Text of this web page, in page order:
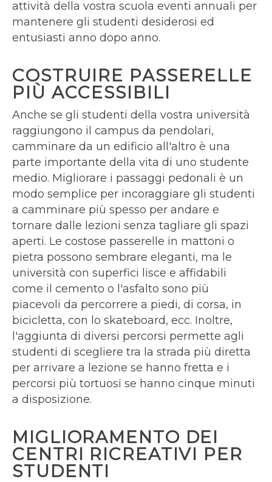
attività della vostra scuola eventi annuali per
mantenere gli studenti desiderosi ed
entusiasti anno dopo anno.
COSTRUIRE PASSERELLE
PIÙ ACCESSIBILI
Anche se gli studenti della vostra università
raggiungono il campus da pendolari,
camminare da un edificio all'altro è una
parte importante della vita di uno studente
medio. Migliorare i passaggi pedonali è un
modo semplice per incoraggiare gli studenti
a camminare più spesso per andare e
tornare dalle lezioni senza tagliare gli spazi
aperti. Le costose passerelle in mattoni o
pietra possono sembrare eleganti, ma le
università con superfici lisce e affidabili
come il cemento o l'asfalto sono più
piacevoli da percorrere a piedi, di corsa, in
bicicletta, con lo skateboard, ecc. Inoltre,
l'aggiunta di diversi percorsi permette agli
studenti di scegliere tra la strada più diretta
per arrivare a lezione se hanno fretta e i
percorsi più tortuosi se hanno cinque minuti
a disposizione.
MIGLIORAMENTO DEI
CENTRI RICREATIVI PER
STUDENTI